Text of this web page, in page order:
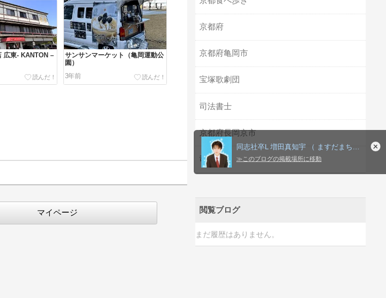
≫ このブログの掲載場所に移動
広東- KANTON –
サンサンマーケット（亀岡運動公
園）
3年前
マイページ
京都府
京都府亀岡市
宝塚歌劇団
司法書士
京都府長岡京市
司法試験
閲覧ブログ
まだ履歴はありません。